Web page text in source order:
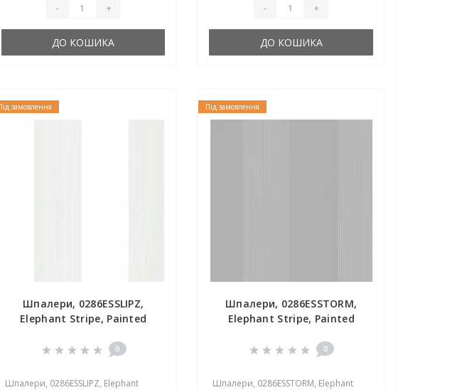
- +
ДО КОШИКА
- +
ДО КОШИКА
замовлення
Шпалери, 0286ESSLIPZ,
Elephant Stripe, Painted
0
Шпалери, 0286ESSLIPZ, Elephant
Під замовлення
Шпалери, 0286ESSTORM,
Elephant Stripe, Painted
0
Шпалери, 0286ESSTORM, Elephant